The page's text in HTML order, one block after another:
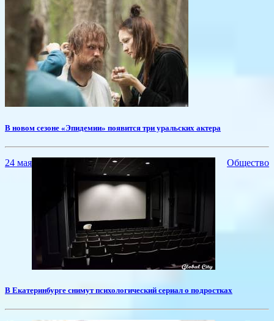
В новом сезоне «Эпидемии» появится три уральских актера
24 мая Общество
​В Екатеринбурге снимут психологический сериал о подростках